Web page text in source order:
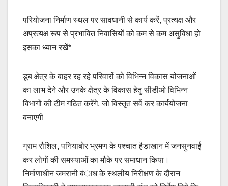
k
परियोजना निर्माण स्थल पर सावधानी से कार्य करें, प्रत्यक्ष और
अप्रत्यक्ष रूप से प्रभावित निवासियों को कम से कम असुविधा हो
इसका ध्यान रखें*
डूब क्षेत्र के बाहर रह रहे परिवारों को विभिन्न विकास योजनाओं
का लाभ देने और उनके क्षेत्र के विकास हेतु सीडीओ विभिन्न
विभागों की टीम गठित करेंगे, जो विस्तृत सर्वे कर कार्ययोजना
बनाएगी
ग्राम रौशिल, पनियाबोर भ्रमण के पश्चात हैडाखान में जनसुनवाई
कर लोगों की समस्याओं का मौके पर समाधान किया।
निर्माणाधीन जमरानी बंाध के स्थलीय निरीक्षण के दौरान